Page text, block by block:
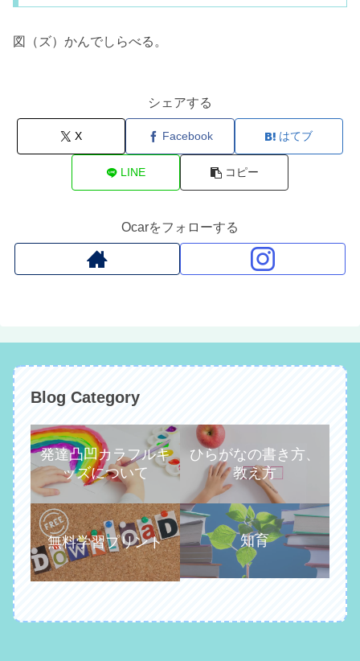
図（ズ）かんでしらべる。
シェアする
X Facebook はてブ
LINE コピー
Ocarをフォローする
Blog Category
発達凸凹カラフルキ
ッズについて
ひらがなの書き方、
教え方
無料学習プリント 知育